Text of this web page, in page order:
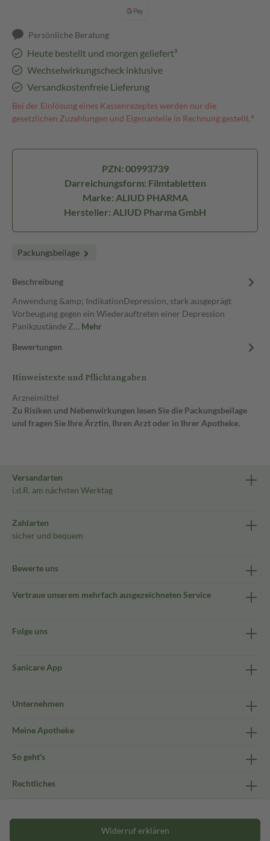
Persönliche Beratung
Heute bestellt und morgen geliefert³
Wechselwirkungscheck inklusive
Versandkostenfreie Lieferung
Bei der Einlösung eines Kassenrezeptes werden nur die
gesetzlichen Zuzahlungen und Eigenanteile in Rechnung gestellt.⁴
PZN: 00993739
Darreichungsform: Filmtabletten
Marke: ALIUD PHARMA
Hersteller: ALIUD Pharma GmbH
Packungsbeilage
Beschreibung
Anwendung &amp; IndikationDepression, stark ausgeprägt
Vorbeugung gegen ein Wiederauftreten einer Depression
Panikzustände Z… Mehr
Bewertungen
Hinweistexte und Pflichtangaben
Arzneimittel
Zu Risiken und Nebenwirkungen lesen Sie die Packungsbeilage
und fragen Sie Ihre Ärztin, Ihren Arzt oder in Ihrer Apotheke.
Versandarten
i.d.R. am nächsten Werktag
Zahlarten
sicher und bequem
Bewerte uns
Vertraue unserem mehrfach ausgezeichneten Service
Folge uns
Sanicare App
Unternehmen
Meine Apotheke
So geht's
Rechtliches
Widerruf erklären